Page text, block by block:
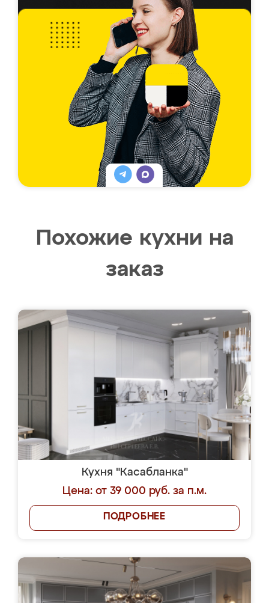
Похожие кухни на
заказ
Кухня "Касабланка"
Цена: от 39 000 руб. за п.м.
ПОДРОБНЕЕ